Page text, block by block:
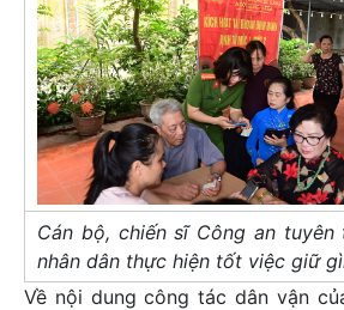
Cán bộ, chiến sĩ Công an tuyên
nhân dân thực hiện tốt việc giữ
Về nội dung công tác dân vận